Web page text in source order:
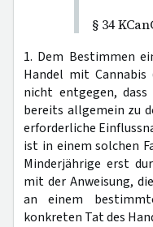
§ 34
1. Dem Bestimmen
Handel mit Cannabis
nicht entgegen,
bereits allgemein zu
erforderliche
ist in einem solchen
Minderjährige erst
mit der Anweisung,
an einem
konkreten Tat des